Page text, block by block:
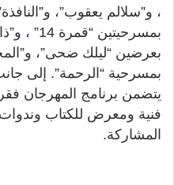
، و”سلالم يعقوب”،
بعرضين “ليلك ضحى”،
بمسرحية “الرحمة”. إلى
يتضمن برنامج المهرجان
فنية ومعرض للكتاب
المشاركة.